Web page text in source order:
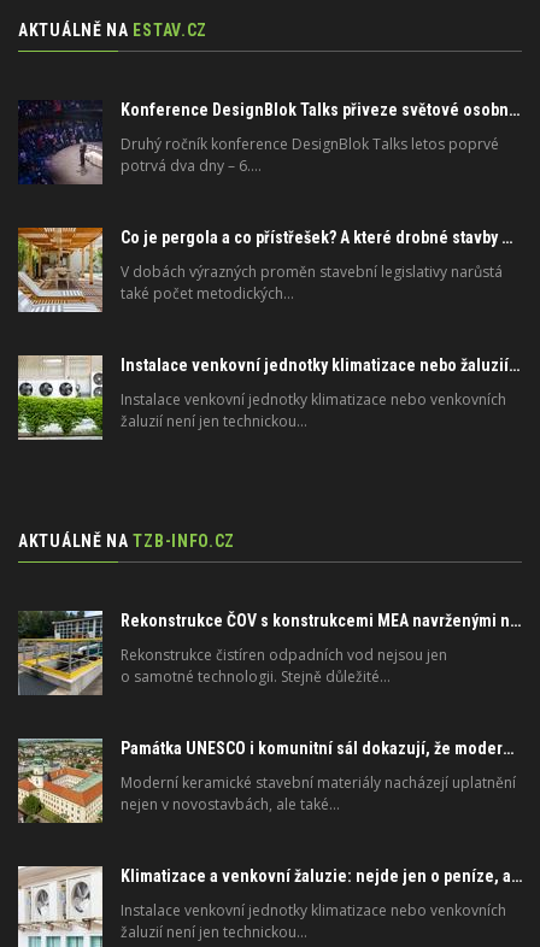
AKTUÁLNĚ NA ESTAV.CZ
Konference DesignBlok Talks přiveze světové osobnosti designu a architektury
Druhý ročník konference DesignBlok Talks letos poprvé
potrvá dva dny – 6.…
Co je pergola a co přístřešek? A které drobné stavby musíte povolovat? Pomůže metodika
V dobách výrazných proměn stavební legislativy narůstá
také počet metodických…
Instalace venkovní jednotky klimatizace nebo žaluzií podléhá jasným právním pravidlům
Instalace venkovní jednotky klimatizace nebo venkovních
žaluzií není jen technickou…
AKTUÁLNĚ NA TZB-INFO.CZ
Rekonstrukce ČOV s konstrukcemi MEA navrženými na dlouhou životnost
Rekonstrukce čistíren odpadních vod nejsou jen
o samotné technologii. Stejně důležité…
Památka UNESCO i komunitní sál dokazují, že moderní materiály nejsou jen pro novostavby
Moderní keramické stavební materiály nacházejí uplatnění
nejen v novostavbách, ale také…
Klimatizace a venkovní žaluzie: nejde jen o peníze, ale i o právo
Instalace venkovní jednotky klimatizace nebo venkovních
žaluzií není jen technickou…